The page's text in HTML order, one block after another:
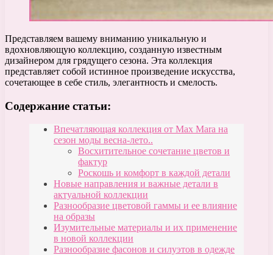
Представляем вашему вниманию уникальную и
вдохновляющую коллекцию, созданную известным
дизайнером для грядущего сезона. Эта коллекция
представляет собой истинное произведение искусства,
сочетающее в себе стиль, элегантность и смелость.
Содержание статьи:
Впечатляющая коллекция от Max Mara на
сезон моды весна-лето..
Восхитительное сочетание цветов и
фактур
Роскошь и комфорт в каждой детали
Новые направления и важные детали в
актуальной коллекции
Разнообразие цветовой гаммы и ее влияние
на образы
Изумительные материалы и их применение
в новой коллекции
Разнообразие фасонов и силуэтов в одежде